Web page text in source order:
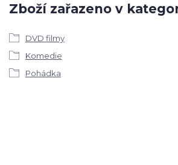
Zboží zařazeno v
DVD filmy
Komedie
Pohádka